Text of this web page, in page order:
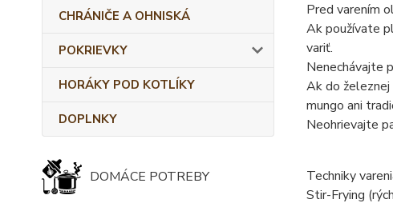
CHRÁNIČE A OHNISKÁ
POKRIEVKY
HORÁKY POD KOTLÍKY
DOPLNKY
DOMÁCE POTREBY
Pred varením
Ak používate
variť.
Nenechávajte
Ak do železnej
mungo ani
Neohrievajte
Techniky
Stir-Frying